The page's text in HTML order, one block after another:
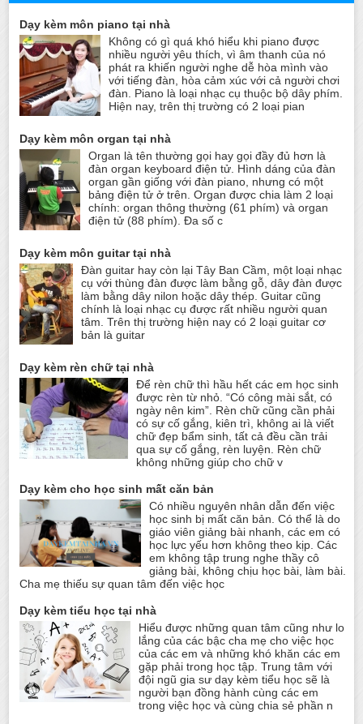
Dạy kèm môn piano tại nhà
Không có gì quá khó hiểu khi piano được
nhiều người yêu thích, vì âm thanh của nó
phát ra khiến người nghe dễ hòa mình vào
với tiếng đàn, hòa cảm xúc với cả người chơi
đàn. Piano là loại nhạc cụ thuộc bộ dây phím.
Hiện nay, trên thị trường có 2 loại pian
Dạy kèm môn organ tại nhà
Organ là tên thường gọi hay gọi đầy đủ hơn là
đàn organ keyboard điện tử. Hình dáng của đàn
organ gần giống với đàn piano, nhưng có một
bảng điện tử ở trên. Organ được chia làm 2 loại
chính: organ thông thường (61 phím) và organ
điện tử (88 phím). Đa số c
Dạy kèm môn guitar tại nhà
Đàn guitar hay còn lại Tây Ban Cầm, một loại nhạc
cụ với thùng đàn được làm bằng gỗ, dây đàn được
làm bằng dây nilon hoặc dây thép. Guitar cũng
chính là loại nhạc cụ được rất nhiều người quan
tâm. Trên thị trường hiện nay có 2 loại guitar cơ
bản là guitar
Dạy kèm rèn chữ tại nhà
Để rèn chữ thì hầu hết các em học sinh
được rèn từ nhỏ. “Có công mài sắt, có
ngày nên kim”. Rèn chữ cũng cần phải
có sự cố gắng, kiên trì, không ai là viết
chữ đẹp bẩm sinh, tất cả đều cần trải
qua sự cố gắng, rèn luyện. Rèn chữ
không những giúp cho chữ v
Dạy kèm cho học sinh mất căn bản
Có nhiều nguyên nhân dẫn đến việc
học sinh bị mất căn bản. Có thể là do
giáo viên giảng bài nhanh, các em có
học lực yếu hơn không theo kịp. Các
em không tập trung nghe thầy cô
giảng bài, không chịu học bài, làm bài.
Cha mẹ thiếu sự quan tâm đến việc học
Dạy kèm tiểu học tại nhà
Hiểu được những quan tâm cũng như lo
lắng của các bậc cha mẹ cho việc học
của các em và những khó khăn các em
gặp phải trong học tập. Trung tâm với
đội ngũ gia sư dạy kèm tiểu học sẽ là
người bạn đồng hành cùng các em
trong việc học và cùng chia sẻ phần n